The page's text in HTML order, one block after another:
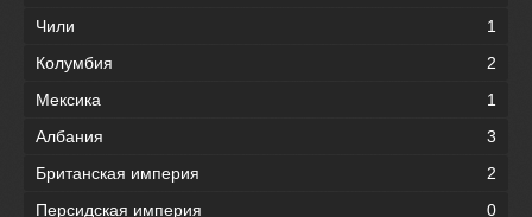
Чили
1
Колумбия
2
Мексика
1
Албания
3
Британская империя
2
Персидская империя
0